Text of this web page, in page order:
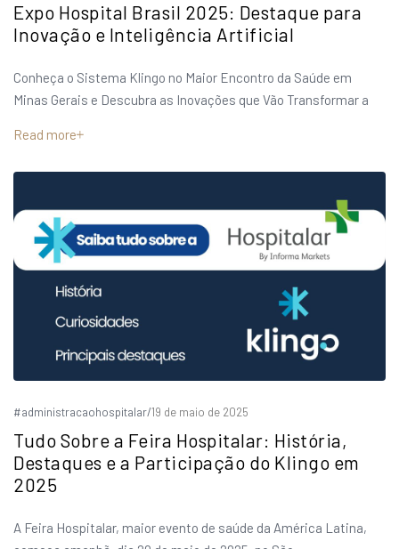
Expo Hospital Brasil 2025: Destaque para
Inovação e Inteligência Artificial
Conheça o Sistema Klingo no Maior Encontro da Saúde em
Minas Gerais e Descubra as Inovações que Vão Transformar a
Read more
#administracaohospitalar/19 de maio de 2025
Tudo Sobre a Feira Hospitalar: História,
Destaques e a Participação do Klingo em
2025
A Feira Hospitalar, maior evento de saúde da América Latina,